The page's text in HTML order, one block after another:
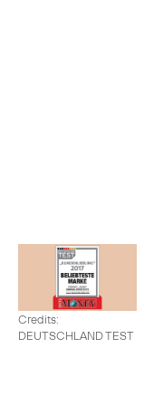
Credits:
DEUTSCHLAND TEST